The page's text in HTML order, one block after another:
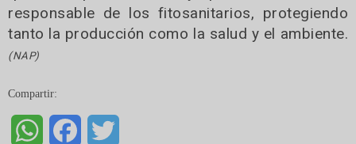
responsable de los fitosanitarios, protegiendo
tanto la producción como la salud y el ambiente.
(NAP)
Compartir:
WhatsAppFacebook